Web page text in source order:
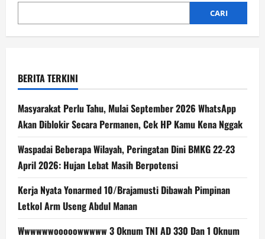
CARI
BERITA TERKINI
Masyarakat Perlu Tahu, Mulai September 2026 WhatsApp
Akan Diblokir Secara Permanen, Cek HP Kamu Kena Nggak
Waspadai Beberapa Wilayah, Peringatan Dini BMKG 22-23
April 2026: Hujan Lebat Masih Berpotensi
Kerja Nyata Yonarmed 10/Brajamusti Dibawah Pimpinan
Letkol Arm Useng Abdul Manan
Wwwwwwooooowwwww 3 Oknum TNI AD 330 Dan 1 Oknum